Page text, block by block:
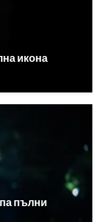
икона
пълни